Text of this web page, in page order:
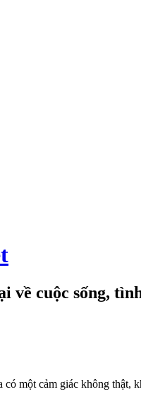
cuộc sống,
một cảm giác không thật,